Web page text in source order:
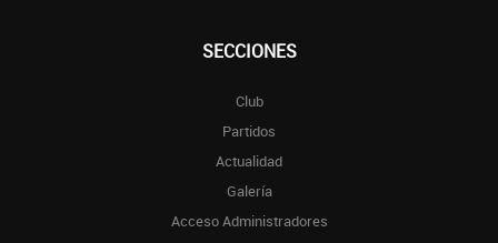
SECCIONES
Club
Partidos
Actualidad
Galería
Acceso Administradores